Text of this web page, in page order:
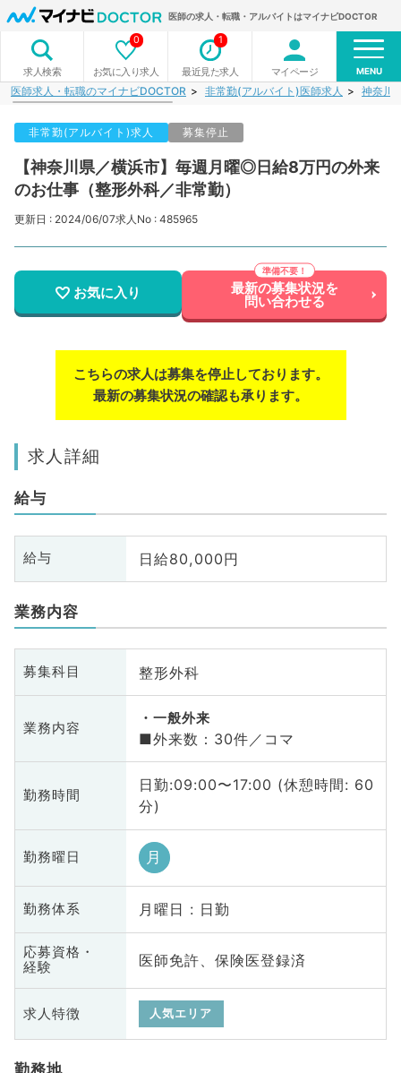
医師の求人・転職・アルバイトはマイナビDOCTOR
求人検索 お気に入り求人
0
最近見た求人
1
マイページ MENU
医師求人・転職のマイナビDOCTOR 非常勤(アルバイト)医師求人 神奈川
非常勤(アルバイト)求人 募集停止
【神奈川県／横浜市】毎週月曜◎日給8万円の外来
のお仕事（整形外科／非常勤）
更新日 : 2024/06/07求人No : 485965
お気に入り 最新の募集状況を
問い合わせる
こちらの求人は募集を停止しております。
最新の募集状況の確認も承ります。
求人詳細
給与
給与 日給80,000円
業務内容
募集科目 整形外科
業務内容
一般外来
■外来数：30件／コマ
勤務時間
日勤:09:00〜17:00 (休憩時間: 60
分)
勤務曜日 月
勤務体系 月曜日 : 日勤
応募資格・
経験
医師免許、保険医登録済
求人特徴 人気エリア
勤務地